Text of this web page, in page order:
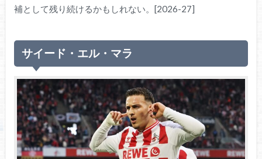
補として残り続けるかもしれない。[2026-27]
サイード・エル・マラ